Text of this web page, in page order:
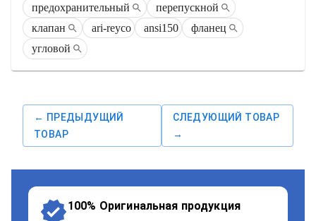
предохранительный
перепускной
клапан
ari-reyco ansi150
фланец
угловой
← ПРЕДЫДУЩИЙ
ТОВАР
СЛЕДУЮЩИЙ ТОВАР
→
100% Оригинальная продукция